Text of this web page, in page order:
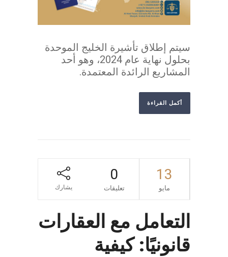
سيتم إطلاق تأشيرة الخليج الموحدة
بحلول نهاية عام 2024، وهو أحد
المشاريع الرائدة المعتمدة.
أكمل القراءة
13
مايو
0
تعليقات يشارك
التعامل مع العقارات
قانونيًا: كيفية